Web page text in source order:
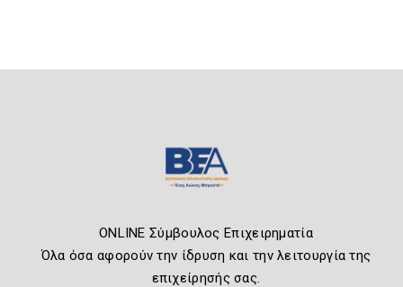
ONLINE Σύμβουλος Επιχειρηματία
Όλα όσα αφορούν την ίδρυση και την λειτουργία της
επιχείρησής σας.